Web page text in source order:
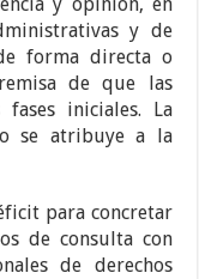
y de
forma directa o
de que las
iniciales. La
se atribuye a la
para concretar
de consulta con
de derechos